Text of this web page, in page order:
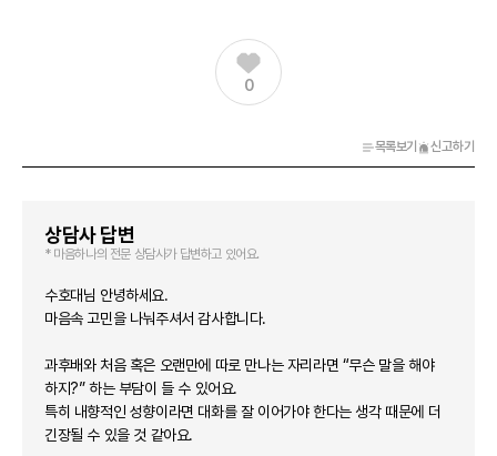
0
목록보기 신고하기
상담사 답변
* 마음하나의 전문 상담사가 답변하고 있어요.
수호대님 안녕하세요.
마음속 고민을 나눠주셔서 감사합니다.
과후배와 처음 혹은 오랜만에 따로 만나는 자리라면 “무슨 말을 해야
하지?” 하는 부담이 들 수 있어요.
특히 내향적인 성향이라면 대화를 잘 이어가야 한다는 생각 때문에 더
긴장될 수 있을 것 같아요.